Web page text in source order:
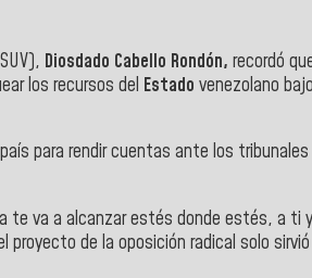
Diosdado Cabello Rondón, recordó
los recursos del Estado venezolano
para rendir cuentas ante los tribunales
te va a alcanzar estés donde estés, a ti
de la oposición radical solo